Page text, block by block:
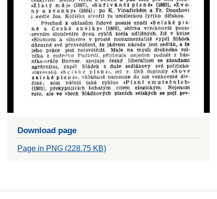
Download page
Page in PNG (228.75 KB)